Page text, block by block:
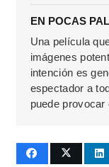
EN POCAS
Una película
imágenes
intención es
espectador a
puede